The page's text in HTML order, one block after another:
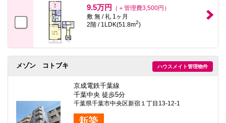
9.5万円
（＋管理費3,500円）
敷 無 / 礼 1ヶ月
2階 / 1LDK(51.8m2)
ハウスメイト管理物件
メゾン コトブキ
京成電鉄千葉線
千葉中央 徒歩5分
千葉県千葉市中央区新宿１丁目13-12-1